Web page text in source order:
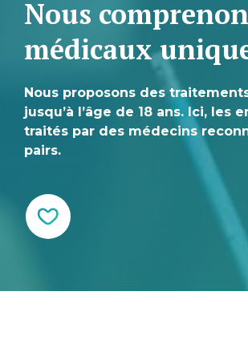
Nous
médicaux
Nous proposons des
jusqu’à l’âge de 18 ans. Ici,
traités par des médecins
pairs.